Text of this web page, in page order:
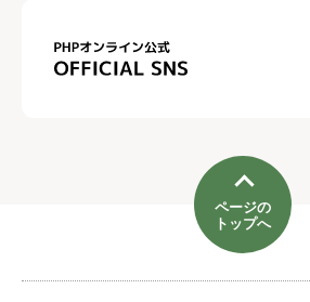
ページの
トップへ